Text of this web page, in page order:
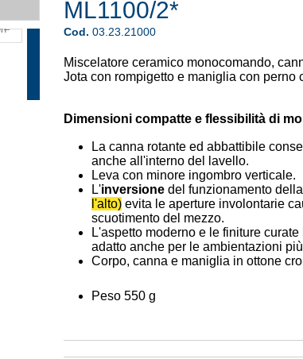
ML1100/2*
Cod. 03.23.21000
Miscelatore ceramico monocomando,
Jota con rompigetto e maniglia con perno
Dimensioni compatte e flessibilità di
La canna rotante ed abbattibile
anche all'interno del lavello.
Leva con minore ingombro verticale.
L'inversione del funzionamento
l'alto) evita le aperture involontarie
scuotimento del mezzo.
L'aspetto moderno e le finiture
adatto anche per le ambientazioni
Corpo, canna e maniglia in ottone
Peso 550 g